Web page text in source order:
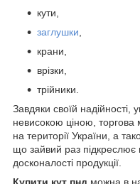
кути,
заглушки
крани,
врізки,
трійники.
Завдяки своїй надійності,
невисокою ціною,
на території України, а
що зайвий раз підкреслює
досконалості продукції.
Купити кут пнд можна в